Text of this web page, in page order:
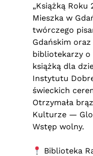
„Książką Roku
Mieszka w
twórczego
Gdańskim
bibliotekarzy o
książką dla
Instytutu
świeckich
Otrzymała
Kulturze —
Wstęp wolny.
Biblioteka